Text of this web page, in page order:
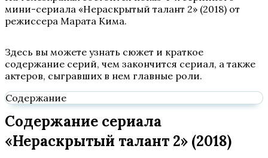
мини-сериала «Нераскрытый талант 2» (2018) от
режиссера Марата Кима.
Здесь вы можете узнать сюжет и краткое
содержание серий, чем закончится сериал, а также
актеров, сыгравших в нем главные роли.
Содержание
Содержание сериала
«Нераскрытый талант 2» (2018)